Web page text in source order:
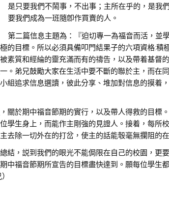
是只要我們不鬧事，不出事；主所在乎的，是我
要我們成為一班隨卽作買賣的人。
第二篇信息主題為：『迫切專一為福音而活，並
的目標。所以必須具備叩門結果子的六項資格:積
素質和經綸的靈充滿而有的禱告，以及帶着基督
。弟兄鼓勵大家在生活中要不斷的聯於主，而在
組追求信息選讀，彼此分享、堆加對信息的摸着
關於期中福音節期的實行，以及帶人得救的目標
學生身上，而能作主剛強的見證人。接着，每所
去除一切外在的打岔，使主的話能彀毫無攔阻的
結，説到我們的眼光不能侷限在自己的校園，更
中福音節期所宣告的目標盡快達到。願每位學生